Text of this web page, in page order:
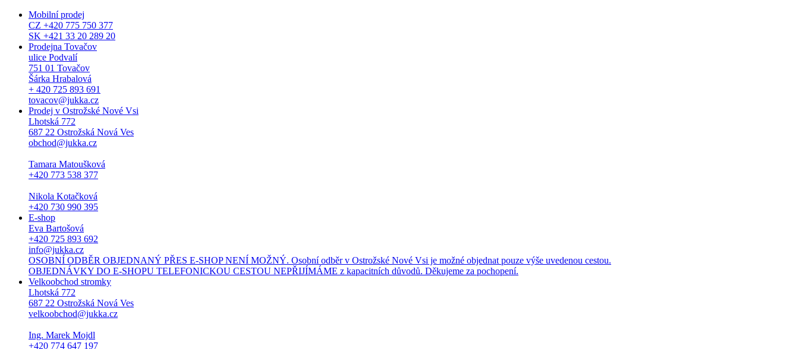
Mobilní prodej
CZ +420 775 750 377
SK +421 33 20 289 20
Prodejna Tovačov
ulice Podvalí
751 01 Tovačov
Šárka Hrabalová
+ 420 725 893 691
tovacov@jukka.cz
Prodej v Ostrožské Nové Vsi
Lhotská 772
687 22 Ostrožská Nová Ves
obchod@jukka.cz
Tamara Matoušková
+420 773 538 377
Nikola Kotačková
+420 730 990 395
E-shop
Eva Bartošová
+420 725 893 692
info@jukka.cz
OSOBNÍ ODBĚR OBJEDNANÝ PŘES E-SHOP NENÍ MOŽNÝ. Osobní odběr v Ostrožské Nové Vsi je možné objednat pouze výše uvedenou cestou.
OBJEDNÁVKY DO E-SHOPU TELEFONICKOU CESTOU NEPŘIJÍMÁME z kapacitních důvodů. Děkujeme za pochopení.
Velkoobchod stromky
Lhotská 772
687 22 Ostrožská Nová Ves
velkoobchod@jukka.cz
Ing. Marek Mojdl
+420 774 647 197